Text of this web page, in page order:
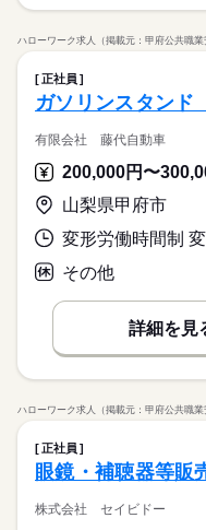
ハローワーク求人（掲載元：甲府公共職業
正社員
ガソリンスタン
有限会社 藤代自動車
山梨県甲府市
その他
詳細を見
ハローワーク求人（掲載元：甲府公共職業
正社員
眼鏡・補聴器等販
株式会社 セイビドー